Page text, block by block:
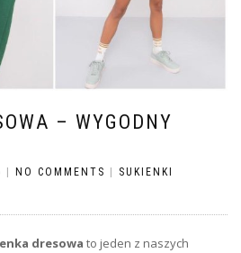
– WYGODNY
NO COMMENTS
SUKIENKI
dresowa to jeden z naszych